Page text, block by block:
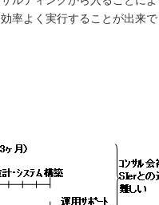
率よく実行することが出来で